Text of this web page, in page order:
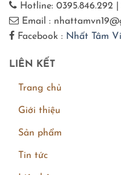
Hotline: 0395.846.292 |
Email :
Facebook : Nhất Tâm
LIÊN KẾT
Trang chủ
Giới thiệu
Sản phẩm
Tin tức